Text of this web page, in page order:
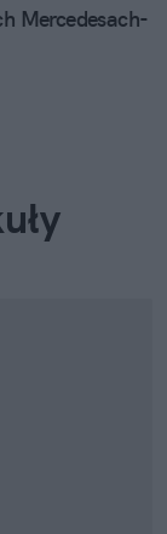
Mercedesach-